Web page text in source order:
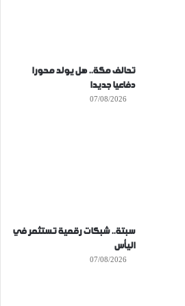
تحالف مكة.. هل يولد محورا
دفاعيا جديدا
07/08/2026
سبتة.. شبكات رقمية تستثمر في
اليأس
07/08/2026